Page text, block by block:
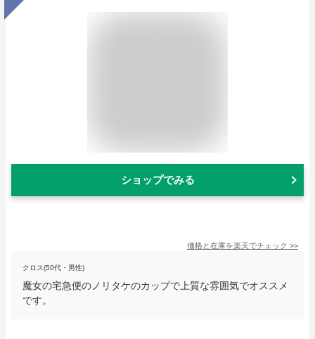
ショップでみる
価格と在庫を楽天でチェック >>
クロス(50代・男性)
魔女の宅急便のノリタケのカップで上質な雰囲気でオススメ
です。